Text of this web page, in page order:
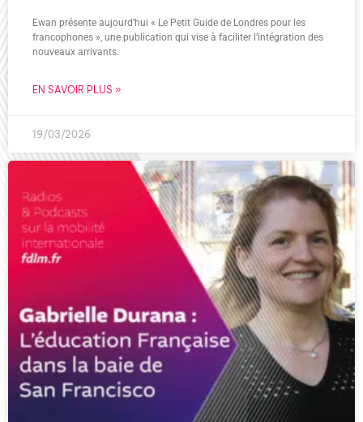
Ewan présente aujourd’hui « Le Petit Guide de Londres pour les
francophones », une publication qui vise à faciliter l’intégration des
nouveaux arrivants.
EN SAVOIR PLUS »
19/03/2026